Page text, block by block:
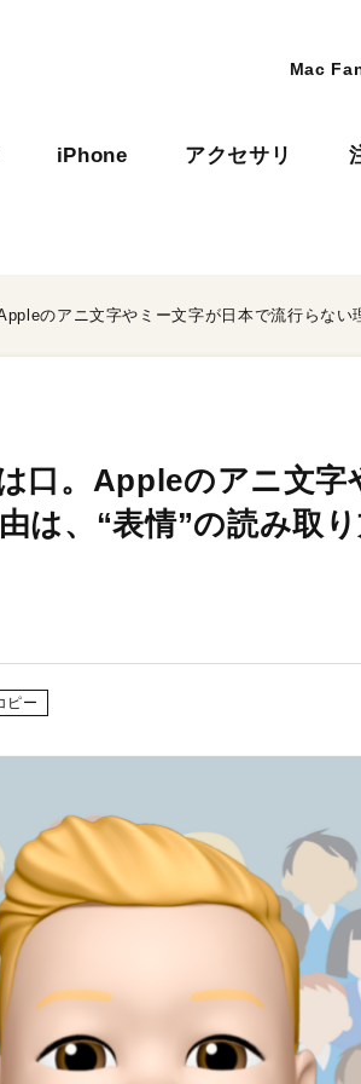
Mac
iPhone アクセサリ
口。Appleのアニ文字
は、“表情”の読み取
ピー